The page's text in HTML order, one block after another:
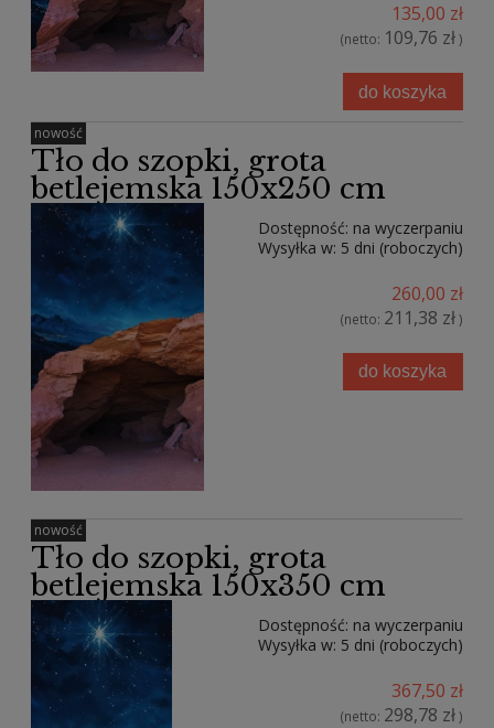
135,00 zł
(netto: 109,76 zł)
do koszyka
Tło do szopki, grota
betlejemska 150x250 cm
Dostępność: na wyczerpaniu
Wysyłka w: 5 dni (roboczych)
260,00 zł
(netto: 211,38 zł)
do koszyka
nowość
Tło do szopki, grota
betlejemska 150x350 cm
Dostępność: na wyczerpaniu
Wysyłka w: 5 dni (roboczych)
367,50 zł
(netto: 298,78 zł)
nowość